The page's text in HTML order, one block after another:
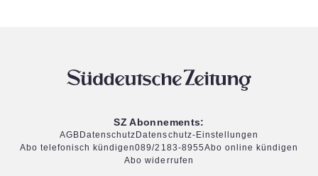
SZ Abonnements:
AGB Datenschutz Datenschutz-Einstellungen
Abo telefonisch kündigen089/2183-8955Abo online kündigen
Abo widerrufen